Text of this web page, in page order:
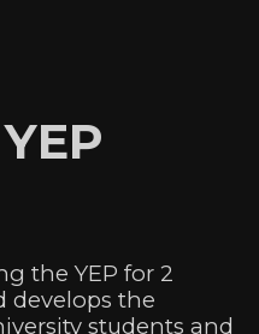
the YEP for 2
develops the
students and